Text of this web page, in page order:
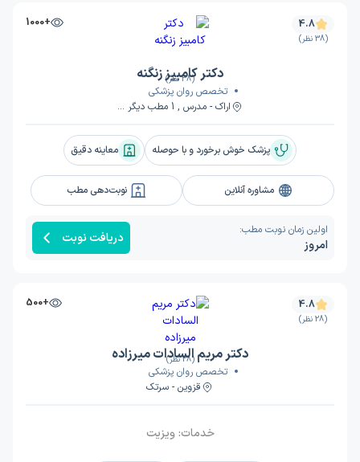
(38 نظر)
+1000 4.8
(38 نظر)
دکتر کامبیز زنگنه
تخصص روان پزشکی
اراک - مدرس , 1 مطب دیگر ...
پزشک خوش برخورد و با حوصله معاینه دقیق
مشاوره آنلاین نوبت‌دهی مطب
اولین زمان نوبت مطب:
امروز دریافت نوبت
(28 نظر)
+500 4.8
(28 نظر)
دکتر مریم السادات میرزاده
تخصص روان پزشکی
قزوین - سرتک
خدمات:ویزیت